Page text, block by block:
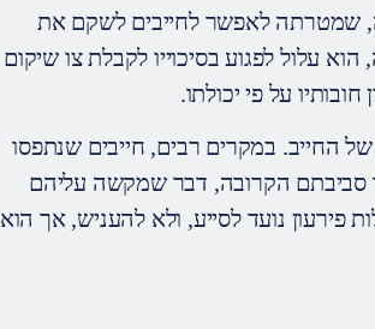
שמטרתה לאפשר לחייבים לשקם את
עלול לפגוע בסיכוייו לקבלת צו שיקום
על פי יכולתו.
החייב. במקרים רבים, חייבים שנתפסו
סביבתם הקרובה, דבר שמקשה עליהם
נועד לסייע, ולא להעניש, אך הוא